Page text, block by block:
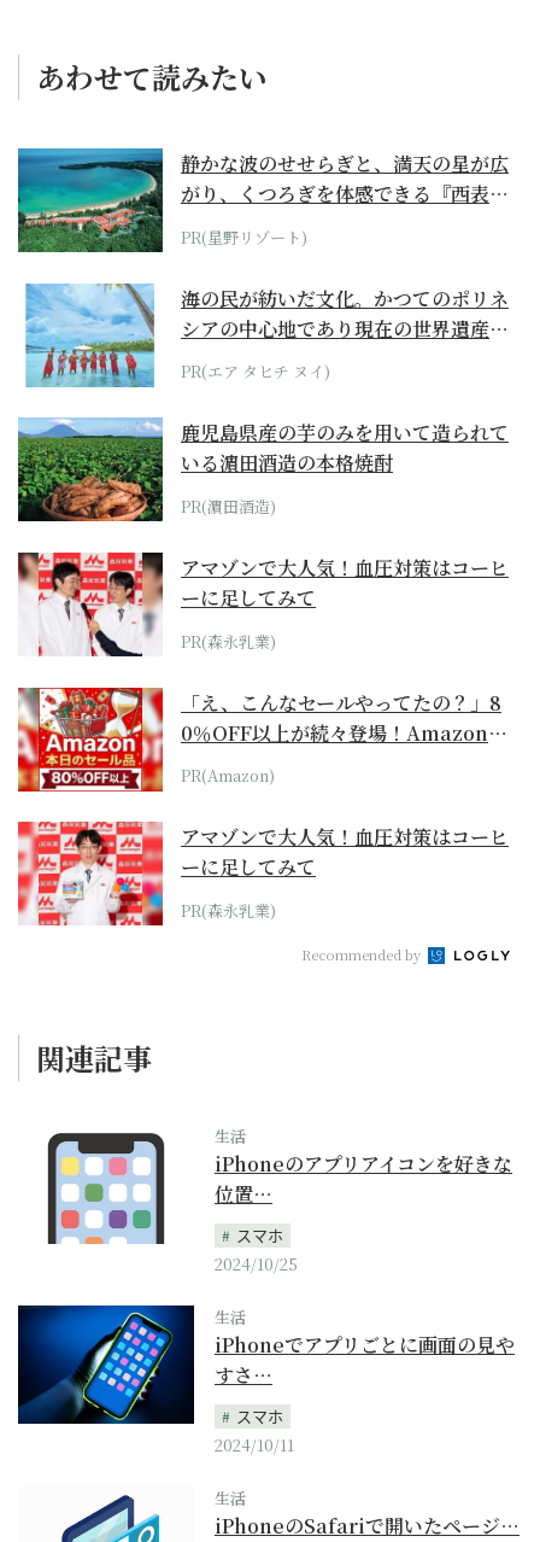
あわせて読みたい
静かな波のせせらぎと、満天の星が広
がり、くつろぎを体感できる『西表島
ホテル by...
PR(星野リゾート)
海の民が紡いだ文化。かつてのポリネ
シアの中心地であり現在の世界遺産か
らみえてくる...
PR(エア タヒチ ヌイ)
鹿児島県産の芋のみを用いて造られて
いる濵田酒造の本格焼酎
PR(濵田酒造)
アマゾンで大人気！血圧対策はコーヒ
ーに足してみて
PR(森永乳業)
「え、こんなセールやってたの？」8
0％OFF以上が続々登場！Amazonの
本気が...
PR(Amazon)
アマゾンで大人気！血圧対策はコーヒ
ーに足してみて
PR(森永乳業)
Recommended by
関連記事
生活
iPhoneのアプリアイコンを好きな
位置…
スマホ
2024/10/25
生活
iPhoneでアプリごとに画面の見や
すさ…
スマホ
2024/10/11
生活
iPhoneのSafariで開いたページ…